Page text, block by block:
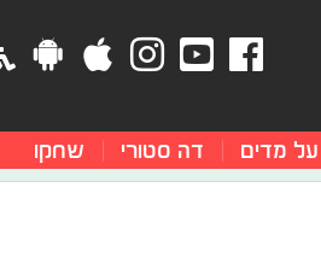
על מדים דה סטורי שחקו